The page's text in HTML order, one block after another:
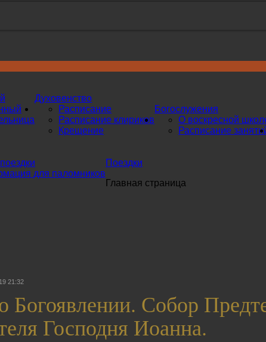
Духовенство
Богослужения
Расписание
Расписание клириков
Крещение
О воскресной
Расписание
Поездки
для паломников
Главная страница
21:32
Богоявлении. Собор
Господня Иоанна.